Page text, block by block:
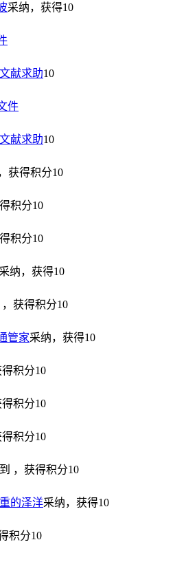
采纳，获得10
文献求助10
件
文献求助10
获得积分10
积分10
积分10
纳，获得10
，获得积分10
管家采纳，获得10
得积分10
得积分10
得积分10
，获得积分10
的泽洋采纳，获得10
积分10